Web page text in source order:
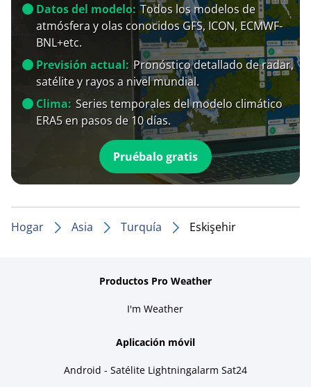
Datos del modelo: Todos los modelos de
atmósfera y olas conocidos GFS, ICON, ECMWF-
BNL+etc.
Previsión actual: Pronóstico detallado de radar,
satélite y rayos a nivel mundial.
Clima: Series temporales del modelo climático
ERA5 en pasos de 10 días.
Pruébalo gratis
Hogar Asia Turquía Eskişehir
Productos Pro Weather
I'm Weather
Aplicación móvil
Android - Satélite Lightningalarm Sat24